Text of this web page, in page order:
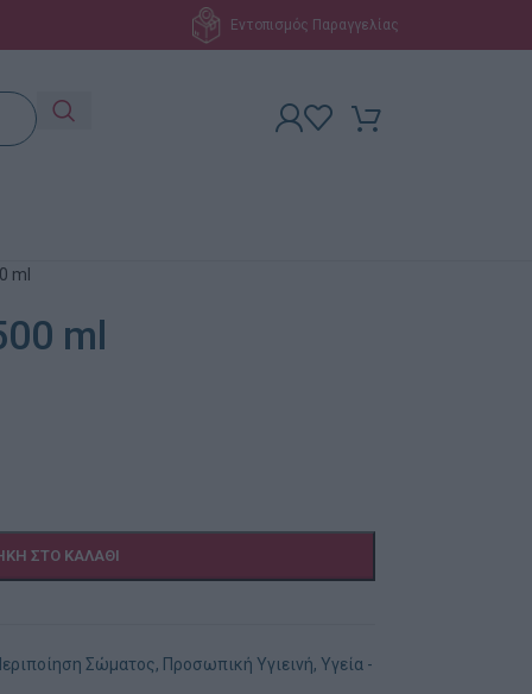
Εντοπισμός Παραγγελίας
ml
ml
ΣΤΟ ΚΑΛΆΘΙ
Σώματος, Προσωπική Υγιεινή, Υγεία -